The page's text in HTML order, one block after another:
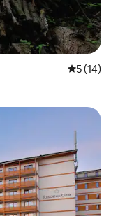
คะแนนเฉลี่
5 (14)